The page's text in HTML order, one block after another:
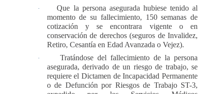
·
Que la persona asegurada hubiese tenido al
momento de su fallecimiento, 150 semanas de
cotización y se encontrara vigente o en
conservación de derechos (seguros de Invalidez,
Retiro, Cesantía en Edad Avanzada o Vejez).
·
Tratándose del fallecimiento de la persona
asegurada, derivado de un riesgo de trabajo, se
requiere el Dictamen de Incapacidad Permanente
o de Defunción por Riesgos de Trabajo ST-3,